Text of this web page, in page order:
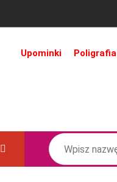
Upominki Poligrafia